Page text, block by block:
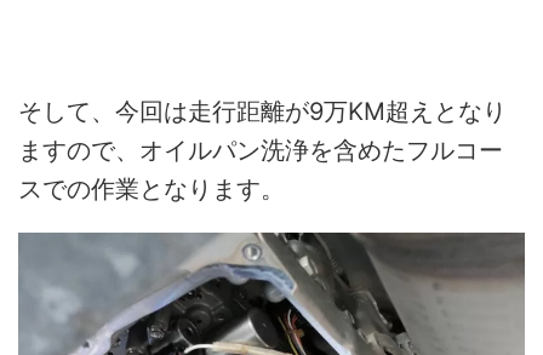
そして、今回は走行距離が9万KM超えとなり
ますので、オイルパン洗浄を含めたフルコー
スでの作業となります。